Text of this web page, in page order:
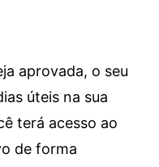
aprovada, o seu
úteis na sua
terá acesso ao
de forma